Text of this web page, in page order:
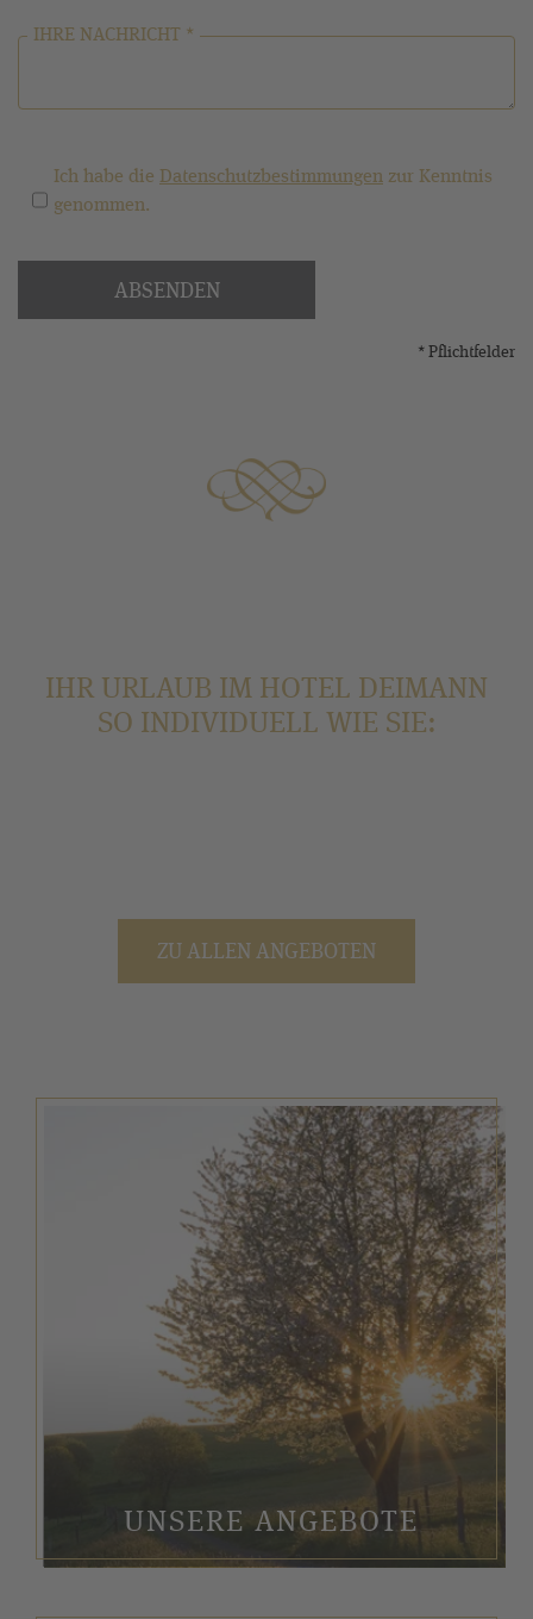
IHRE NACHRICHT *
Ich habe die Datenschutzbestimmungen zur Kenntnis
genommen.
ABSENDEN
* Pflichtfelder
IHR URLAUB IM HOTEL DEIMANN
SO INDIVIDUELL WIE SIE:
ZU ALLEN ANGEBOTEN
UNSERE ANGEBOTE